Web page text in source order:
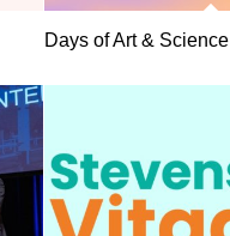
Days of Art & Science